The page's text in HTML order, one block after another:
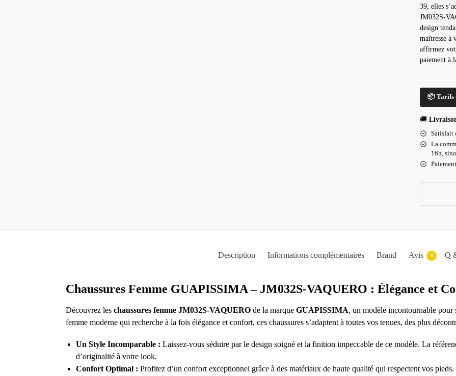
39, elles
JM032S-
design
maîtresse à
affirmez
paiement à
📦 Tarifs
🚚
Satisfait
La
16h,
Description Informations complémentaires Brand Avis 0 Q
Chaussures Femme GUAPISSIMA – JM032S-VAQUERO : Élégance et
Découvrez les chaussures femme JM032S-VAQUEROde la marque GUAPISSIMA, un modèle incontournable
femme moderne qui recherche à la fois élégance et confort, ces chaussures s’adaptent à toutes vos tenues, des plus
Un Style Incomparable : Laissez-vous séduire par le design soigné et la finition impeccable de ce modèle. La
d’originalité à votre look.
Confort Optimal : Profitez d’un confort exceptionnel grâce à des matériaux de haute qualité qui respectent vos